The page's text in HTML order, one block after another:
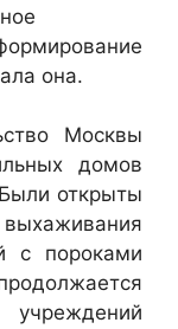
она.
Москвы
домов
открыты
с пороками